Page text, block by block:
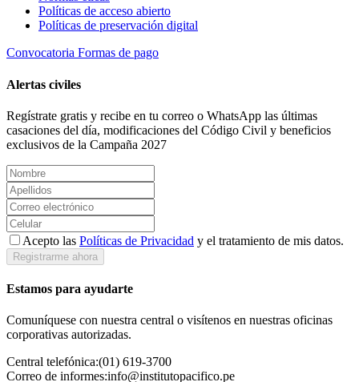
Políticas de acceso abierto
Políticas de preservación digital
Convocatoria Formas de pago
Alertas civiles
Regístrate gratis y recibe en tu correo o WhatsApp las últimas
casaciones del día, modificaciones del Código Civil y beneficios
exclusivos de la Campaña 2027
Acepto las Políticas de Privacidad y el tratamiento de mis datos.
Registrarme ahora
Estamos para ayudarte
Comuníquese con nuestra central o visítenos en nuestras oficinas
corporativas autorizadas.
Central telefónica:(01) 619-3700
Correo de informes:info@institutopacifico.pe